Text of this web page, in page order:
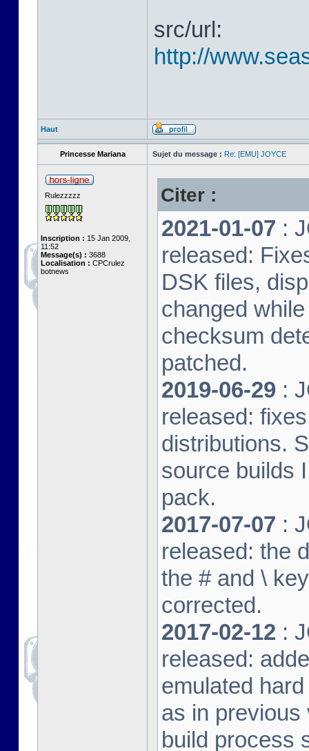
src/url:
http://
Haut
Princesse Mariana Sujet du message : Re: [EMU] JOYCE
Rulezzzzz
Inscription : 15 Jan 2009,
11:52
Message(s) : 3688
Localisation : CPCrulez
botnews
Citer :
2021-01-07 :
released:
DSK files,
changed
checksum
patched.
2019-06-29 :
released:
distributions.
source builds
pack.
2017-07-07 :
released: the
the # and \
corrected.
2017-02-12 :
released:
emulated
as in previous
build process